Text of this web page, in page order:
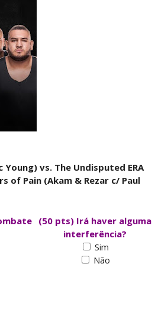
vs. The Undisputed ERA
of Pain (Akam & Rezar c/ Paul
(50 pts) Irá haver alguma
interferência?
Sim
Não